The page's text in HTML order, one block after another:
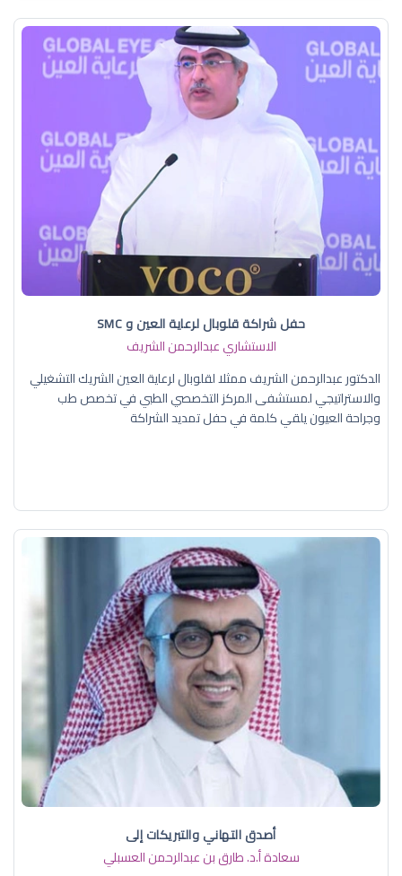
حفل شراكة قلوبال لرعاية العين و SMC
الاستشاري عبدالرحمن الشريف
الدكتور عبدالرحمن الشريف ممثلا لقلوبال لرعاية العين الشريك التشغيلي
والاستراتيجي لمستشفى المركز التخصصي الطبي في تخصص طب
وجراحة العيون يلقي كلمة في حفل تمديد الشراكة
أصدق التهاني والتبريكات إلى
سعادة أ.د. ​طارق بن عبدالرحمن العسبلي